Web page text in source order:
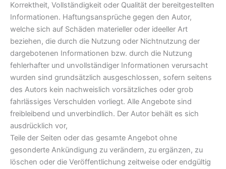
Korrektheit, Vollständigkeit oder Qualität der bereitgestellten
Informationen. Haftungsansprüche gegen den Autor,
welche sich auf Schäden materieller oder ideeller Art
beziehen, die durch die Nutzung oder Nichtnutzung der
dargebotenen Informationen bzw. durch die Nutzung
fehlerhafter und unvollständiger Informationen verursacht
wurden sind grundsätzlich ausgeschlossen, sofern seitens
des Autors kein nachweislich vorsätzliches oder grob
fahrlässiges Verschulden vorliegt. Alle Angebote sind
freibleibend und unverbindlich. Der Autor behält es sich
ausdrücklich vor,
Teile der Seiten oder das gesamte Angebot ohne
gesonderte Ankündigung zu verändern, zu ergänzen, zu
löschen oder die Veröffentlichung zeitweise oder endgültig